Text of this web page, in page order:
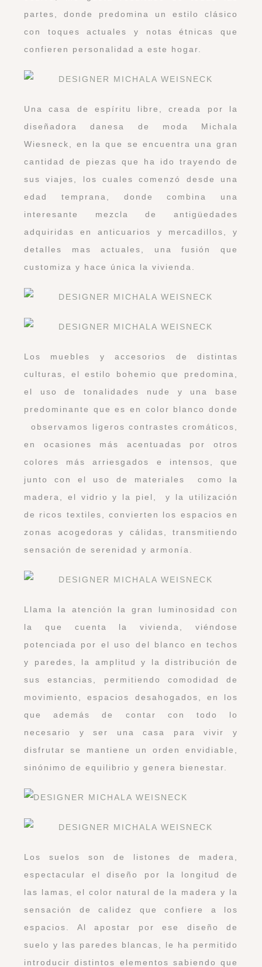
partes, donde predomina un estilo clásico
con toques actuales y notas étnicas que
confieren personalidad a este hogar.
Una casa de espíritu libre, creada por la
diseñadora danesa de moda Michala
Wiesneck, en la que se encuentra una gran
cantidad de piezas que ha ido trayendo de
sus viajes, los cuales comenzó desde una
edad temprana, donde combina una
interesante mezcla de antigüedades
adquiridas en anticuarios y mercadillos, y
detalles mas actuales, una fusión que
customiza y hace única la vivienda.
Los muebles y accesorios de distintas
culturas, el estilo bohemio que predomina,
el uso de tonalidades nude y una base
predominante que es en color blanco donde
observamos ligeros contrastes cromáticos,
en ocasiones más acentuadas por otros
colores más arriesgados e intensos, que
junto con el uso de materiales como la
madera, el vidrio y la piel, y la utilización
de ricos textiles, convierten los espacios en
zonas acogedoras y cálidas, transmitiendo
sensación de serenidad y armonía.
Llama la atención la gran luminosidad con
la que cuenta la vivienda, viéndose
potenciada por el uso del blanco en techos
y paredes, la amplitud y la distribución de
sus estancias, permitiendo comodidad de
movimiento, espacios desahogados, en los
que además de contar con todo lo
necesario y ser una casa para vivir y
disfrutar se mantiene un orden envidiable,
sinónimo de equilibrio y genera bienestar.
Los suelos son de listones de madera,
espectacular el diseño por la longitud de
las lamas, el color natural de la madera y la
sensación de calidez que confiere a los
espacios. Al apostar por ese diseño de
suelo y las paredes blancas, le ha permitido
introducir distintos elementos sabiendo que